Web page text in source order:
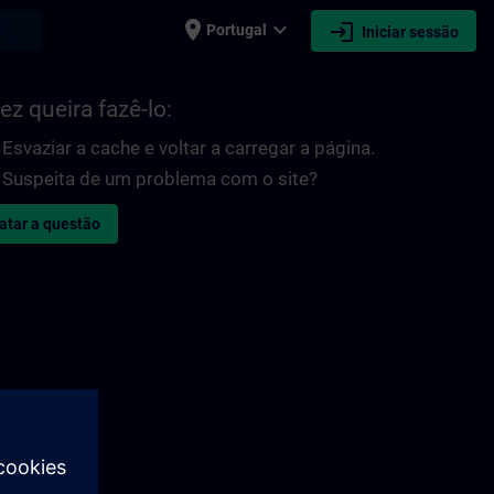
place Portugal expand_more login Iniciar sessão
queira fazê-lo:
Esvaziar a cache e voltar a carregar a página.
Suspeita de um problema com o site?
a questão